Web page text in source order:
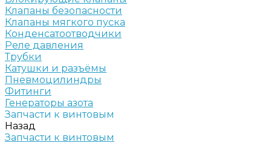
Клапаны безопасности
Клапаны мягкого пуска
Конденсатоотводчики
Реле давления
Трубки
Катушки и разъёмы
Пневмоцилиндры
Фитинги
Генераторы азота
Запчасти к винтовым
Назад
Запчасти к винтовым